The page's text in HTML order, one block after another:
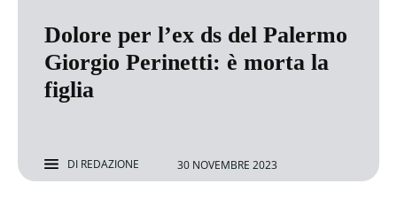
Dolore per l’ex ds del Palermo
Giorgio Perinetti: è morta la
figlia
DI REDAZIONE 30 NOVEMBRE 2023